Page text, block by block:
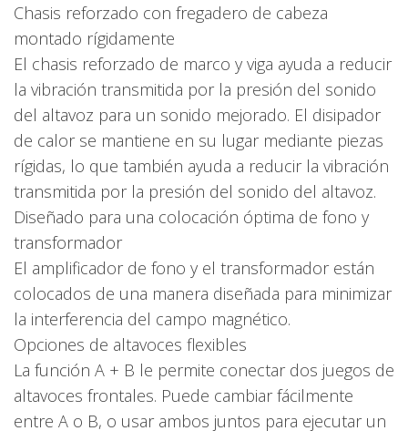
Chasis reforzado con fregadero de cabeza
montado rígidamente
El chasis reforzado de marco y viga ayuda a reducir
la vibración transmitida por la presión del sonido
del altavoz para un sonido mejorado. El disipador
de calor se mantiene en su lugar mediante piezas
rígidas, lo que también ayuda a reducir la vibración
transmitida por la presión del sonido del altavoz.
Diseñado para una colocación óptima de fono y
transformador
El amplificador de fono y el transformador están
colocados de una manera diseñada para minimizar
la interferencia del campo magnético.
Opciones de altavoces flexibles
La función A + B le permite conectar dos juegos de
altavoces frontales. Puede cambiar fácilmente
entre A o B, o usar ambos juntos para ejecutar un